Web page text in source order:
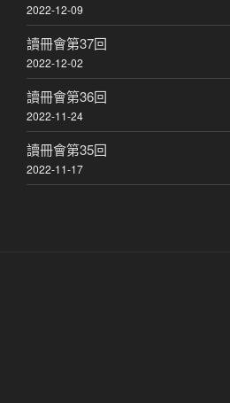
2022-12-09
讀冊會第37回
2022-12-02
讀冊會第36回
2022-11-24
讀冊會第35回
2022-11-17